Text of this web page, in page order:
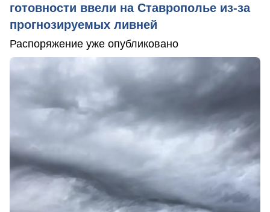
готовности ввели на Ставрополье из-за
прогнозируемых ливней
Распоряжение уже опубликовано